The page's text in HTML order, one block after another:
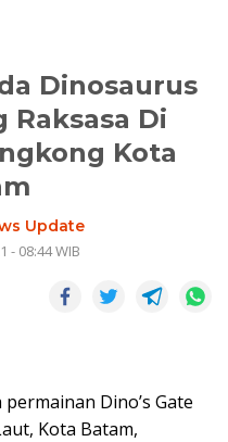
Dinosaurus
Raksasa Di
Kota
Update
- 08:44 WIB
permainan Dino’s Gate
Kota Batam,